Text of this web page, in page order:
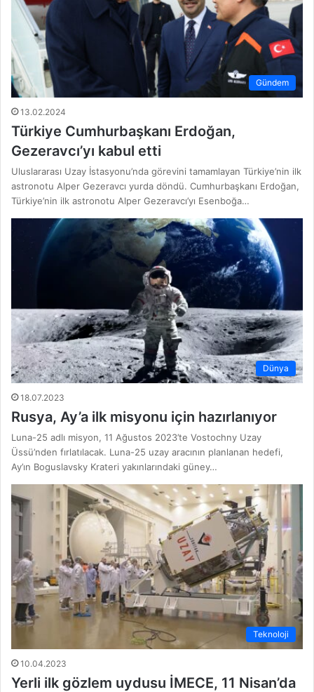
Gündem
13.02.2024
Türkiye Cumhurbaşkanı Erdoğan,
Gezeravcı’yı kabul etti
Uluslararası Uzay İstasyonu’nda görevini tamamlayan Türkiye’nin ilk
astronotu Alper Gezeravcı yurda döndü. Cumhurbaşkanı Erdoğan,
Türkiye’nin ilk astronotu Alper Gezeravcı’yı Esenboğa…
Dünya
18.07.2023
Rusya, Ay’a ilk misyonu için hazırlanıyor
Luna-25 adlı misyon, 11 Ağustos 2023’te Vostochny Uzay
Üssü’nden fırlatılacak. Luna-25 uzay aracının planlanan hedefi,
Ay’ın Boguslavsky Krateri yakınlarındaki güney…
Teknoloji
10.04.2023
Yerli ilk gözlem uydusu İMECE, 11 Nisan’da